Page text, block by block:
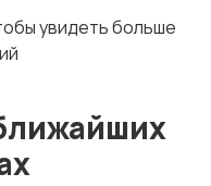
увидеть больше